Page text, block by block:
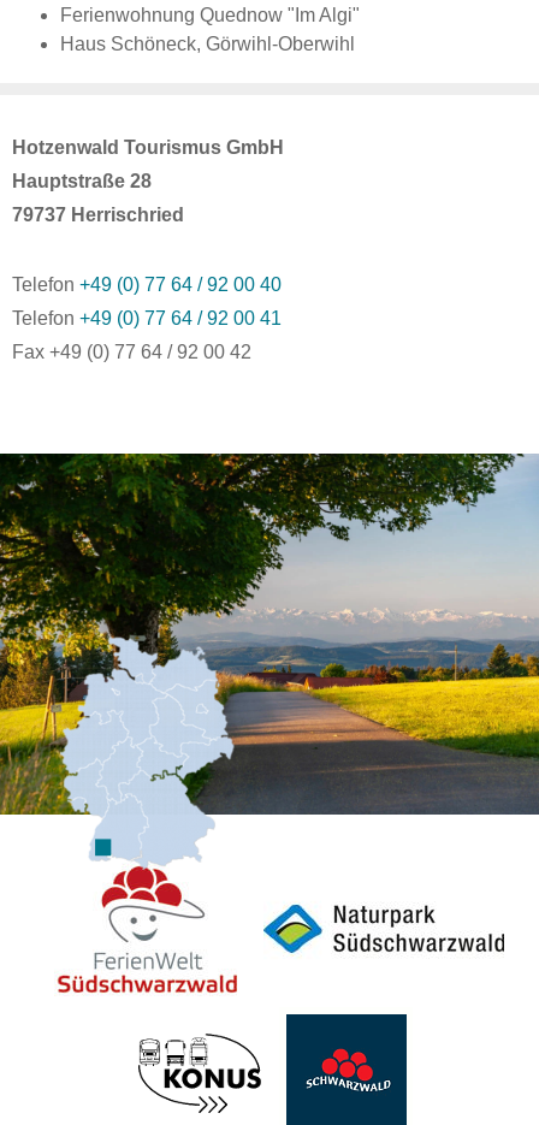
Ferienwohnung Quednow "Im Algi"
Haus Schöneck, Görwihl-Oberwihl
Hotzenwald Tourismus GmbH
Hauptstraße 28
79737 Herrischried
Telefon +49 (0) 77 64 / 92 00 40
Telefon +49 (0) 77 64 / 92 00 41
Fax +49 (0) 77 64 / 92 00 42